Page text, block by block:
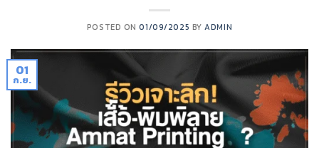
POSTED ON01/09/2025 BYADMIN
01
ก.ย.